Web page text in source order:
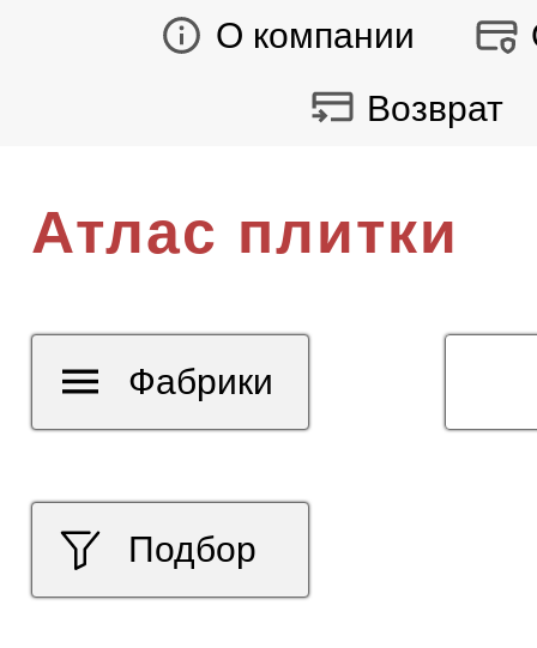
О компании
Возврат
Атлас плитки
Подбор
Фабрики